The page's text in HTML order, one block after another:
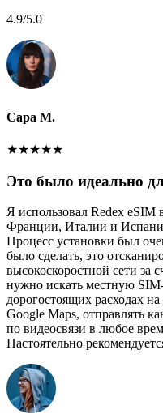
4.9/5.0
Сара М.
★★★★★
Это было идеально
Я использовал Redex eSIM
Франции, Италии и
Процесс установки был
было сделать, это
высокоскоростной сети
нужно искать местную
дорогостоящих расходах
Google Maps, отправлять
по видеосвязи в любое
Настоятельно